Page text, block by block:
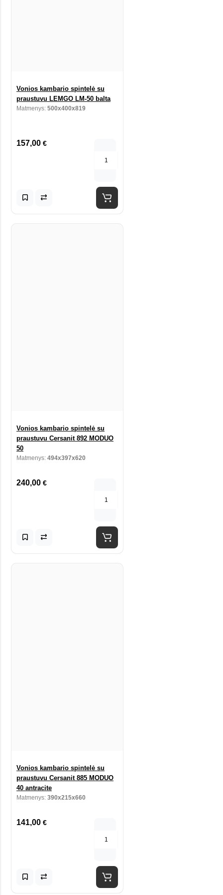
Vonios kambario spintelė su
praustuvu LEMGO LM-50 balta
Matmenys: 500x400x819
157,00 €
Vonios kambario spintelė su
praustuvu Cersanit 892 MODUO
50
Matmenys: 494x397x620
240,00 €
Vonios kambario spintelė su
praustuvu Cersanit 885 MODUO
40 antracite
Matmenys: 390x215x660
141,00 €